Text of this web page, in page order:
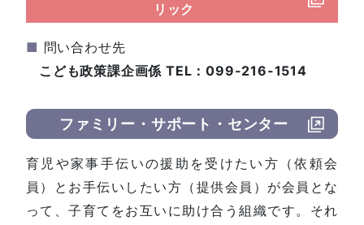
リック
■ 問い合わせ先
こども政策課企画係 TEL：099-216-1514
ファミリー・サポート・センター
育児や家事手伝いの援助を受けたい方（依頼会
員）とお手伝いしたい方（提供会員）が会員とな
って、子育てをお互いに助け合う組織です。それ